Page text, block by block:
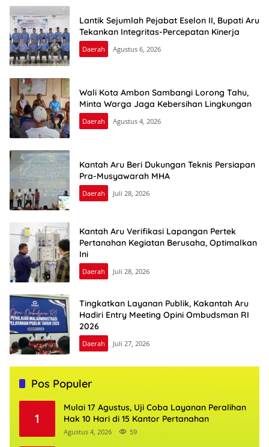
Lantik Sejumlah Pejabat Eselon II, Bupati Aru
Tekankan Integritas-Percepatan Kinerja
Daerah Agustus 6, 2026
Wali Kota Ambon Sambangi Lorong Tahu,
Minta Warga Jaga Kebersihan Lingkungan
Daerah Agustus 4, 2026
Kantah Aru Beri Dukungan Teknis Persiapan
Pra-Musyawarah MHA
Daerah Juli 28, 2026
Kantah Aru Verifikasi Lapangan Pertek
Pertanahan Kegiatan Berusaha, Optimalkan
Ini
Daerah Juli 28, 2026
Tingkatkan Layanan Publik, Kakantah Aru
Hadiri Entry Meeting Opini Ombudsman RI
2026
Daerah Juli 27, 2026
Pos Populer
1
Mulai 17 Agustus, Uji Coba Layanan Peralihan
Hak 10 Hari di 15 Kantor Pertanahan
Agustus 4, 2026 59